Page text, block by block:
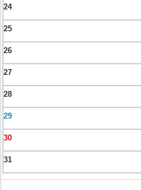
24
25
26
27
28
29
30
31